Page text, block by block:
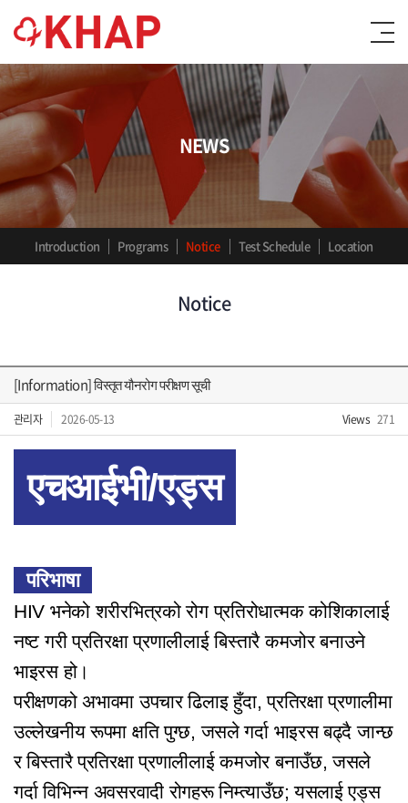
NEWS
Introduction Programs Notice Test Schedule Location
Notice
[Information] विस्तृत यौनरोग परीक्षण सूची
관리자 2026-05-13 Views 271
एचआईभी/एड्स
परिभाषा
HIV भनेको शरीरभित्रको रोग प्रतिरोधात्मक कोशिकालाई
नष्ट गरी प्रतिरक्षा प्रणालीलाई बिस्तारै कमजोर बनाउने
भाइरस हो।
परीक्षणको अभावमा उपचार ढिलाइ हुँदा, प्रतिरक्षा प्रणालीमा
उल्लेखनीय रूपमा क्षति पुग्छ, जसले गर्दा भाइरस बढ्दै जान्छ
र बिस्तारै प्रतिरक्षा प्रणालीलाई कमजोर बनाउँछ, जसले
गर्दा विभिन्न अवसरवादी रोगहरू निम्त्याउँछ; यसलाई एड्स